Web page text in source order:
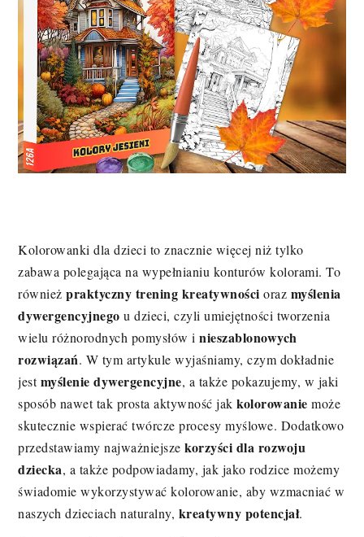
Kolorowanki dla dzieci to znacznie więcej niż tylko
zabawa polegająca na wypełnianiu konturów kolorami. To
równieżpraktyczny trening kreatywności oraz myślenia
dywergencyjnego u dzieci, czyli umiejętności tworzenia
wielu różnorodnych pomysłów inieszablonowych
rozwiązań. W tym artykule wyjaśniamy, czym dokładnie
jestmyślenie dywergencyjne, a także pokazujemy, w jaki
sposób nawet tak prosta aktywność jakkolorowanie może
skutecznie wspierać twórcze procesy myślowe. Dodatkowo
przedstawiamy najważniejszekorzyści dla rozwoju
dziecka, a także podpowiadamy, jak jako rodzice możemy
świadomie wykorzystywać kolorowanie, aby wzmacniać w
naszych dzieciach naturalny, kreatywny potencjał.